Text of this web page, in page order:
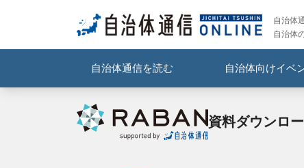
自治体
自治体
自治体通信を読む 自治体向けイベ
資料ダウンロ